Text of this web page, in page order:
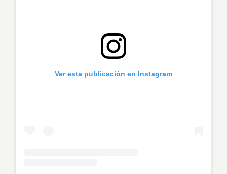
Ver esta publicación en Instagram